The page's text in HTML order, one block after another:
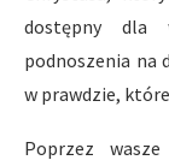
dostępny dla
podnoszenia na
w prawdzie,
Poprzez